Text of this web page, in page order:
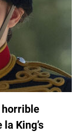
horrible
King’s